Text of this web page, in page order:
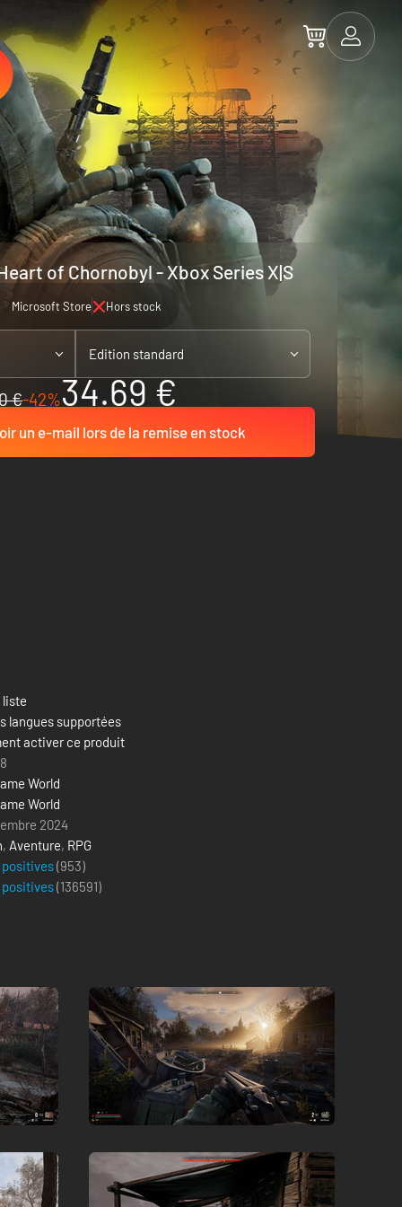
of Chornobyl - Xbox Series X|S
Microsoft Store Hors stock
Edition standard
€-42%34.69 €
un e-mail lors de la remise en stock
liste
langues supportées
activer ce produit
World
World
2024
, Aventure, RPG
(953)
(136591)